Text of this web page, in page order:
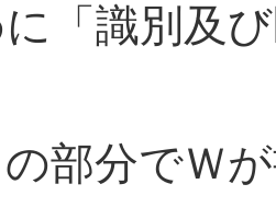
に「識別及
部分でＷ